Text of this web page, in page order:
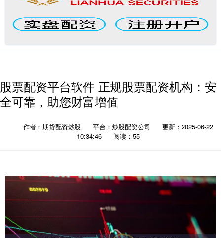
股票配资平台软件 正规股票配资机构：安
全可靠，助您财富增值
作者：期货配资炒股 平台：炒股配资公司
更新：2025-06-22
10:34:46
阅读：55